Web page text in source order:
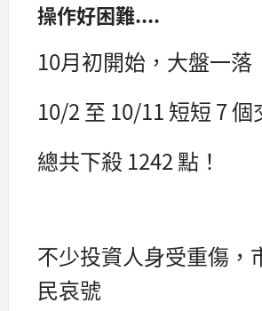
操作好困難....
10月初開始，大盤一落
10/2 至 10/11 短短 7 個
總共下殺 1242 點！
不少投資人身受重傷，
民哀號